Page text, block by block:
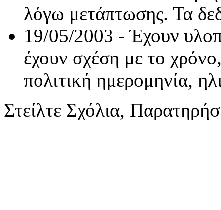
λόγω μετάπτωσης. Τα
19/05/2003 - Έχουν
έχουν σχέση με το
πολιτική ημερομηνία,
Στείλτε Σχόλια,